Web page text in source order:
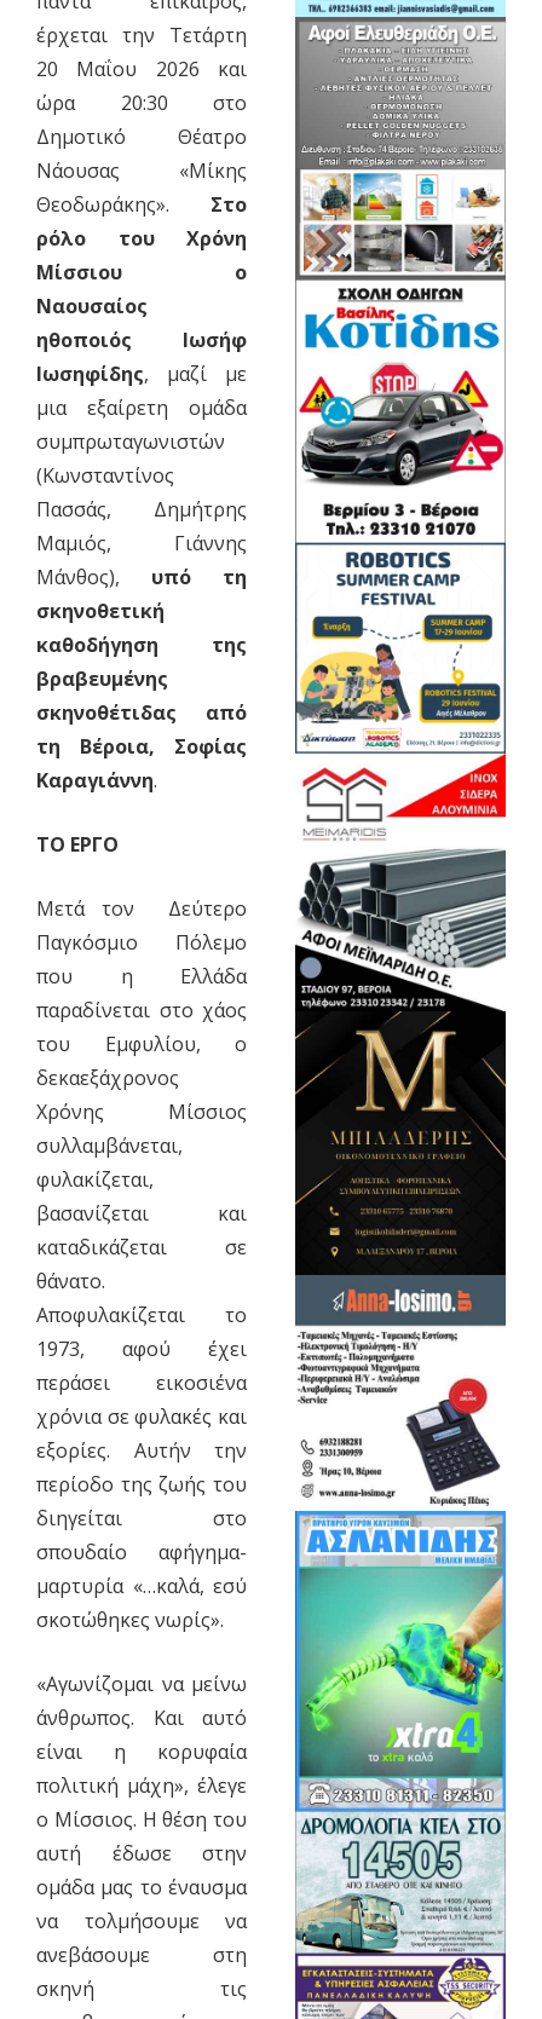
έρχεται την Τετάρτη
20 Μαΐου 2026 και
ώρα 20:30 στο
Δημοτικό Θέατρο
Νάουσας «Μίκης
Θεοδωράκης». Στο
ρόλο του Χρόνη
Μίσσιου ο
Ναουσαίος
ηθοποιός Ιωσήφ
Ιωσηφίδης, μαζί με
μια εξαίρετη ομάδα
συμπρωταγωνιστών
(Κωνσταντίνος
Πασσάς, Δημήτρης
Μαμιός, Γιάννης
Μάνθος), υπό τη
σκηνοθετική
καθοδήγηση της
βραβευμένης
σκηνοθέτιδας από
τη Βέροια, Σοφίας
Καραγιάννη.
ΤΟ ΕΡΓΟ
Μετά τον Δεύτερο
Παγκόσμιο Πόλεμο
που η Ελλάδα
παραδίνεται στο χάος
του Εμφυλίου, ο
δεκαεξάχρονος
Χρόνης Μίσσιος
συλλαμβάνεται,
φυλακίζεται,
βασανίζεται και
καταδικάζεται σε
θάνατο.
Αποφυλακίζεται το
1973, αφού έχει
περάσει εικοσιένα
χρόνια σε φυλακές και
εξορίες. Αυτήν την
περίοδο της ζωής του
διηγείται στο
σπουδαίο αφήγημα-
μαρτυρία «…καλά, εσύ
σκοτώθηκες νωρίς».
«Αγωνίζομαι να μείνω
άνθρωπος. Και αυτό
είναι η κορυφαία
πολιτική μάχη», έλεγε
ο Μίσσιος. Η θέση του
αυτή έδωσε στην
ομάδα μας το έναυσμα
να τολμήσουμε να
ανεβάσουμε στη
σκηνή τις